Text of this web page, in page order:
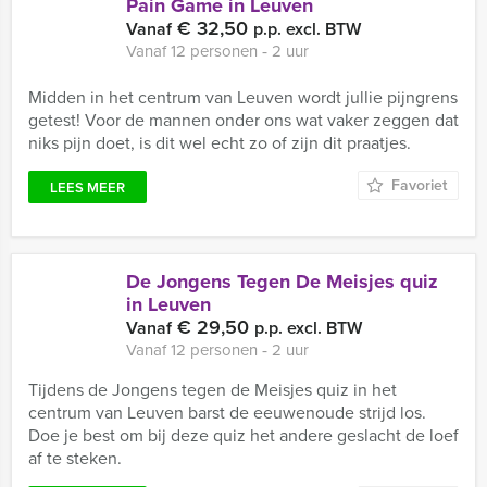
Vanaf€ 32,50 p.p. excl. BTW
Vanaf 12 personen ‐ 2 uur
Midden in het centrum van Leuven wordt jullie pijngrens
getest! Voor de mannen onder ons wat vaker zeggen dat
niks pijn doet, is dit wel echt zo of zijn dit praatjes.
LEES MEER Favoriet
De Jongens Tegen De Meisjes quiz
in Leuven
Vanaf€ 29,50 p.p. excl. BTW
Vanaf 12 personen ‐ 2 uur
Tijdens de Jongens tegen de Meisjes quiz in het
centrum van Leuven barst de eeuwenoude strijd los.
Doe je best om bij deze quiz het andere geslacht de loef
af te steken.